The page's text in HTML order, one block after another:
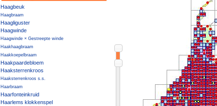
Haagbeuk
Haagbraam
Haagliguster
Haagwinde
Haagwinde × Gestreepte winde
Haakhaagbraam
Haakkoepelbraam
Haakpaardebloem
Haaksterrenkroos
Haaksterrenkroos s.s.
Haarbraam
Haarfonteinkruid
Haarlems klokkenspel